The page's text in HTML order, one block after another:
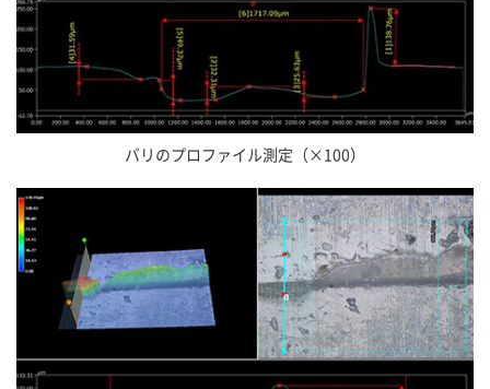
バリのプロファイル測定（×100）